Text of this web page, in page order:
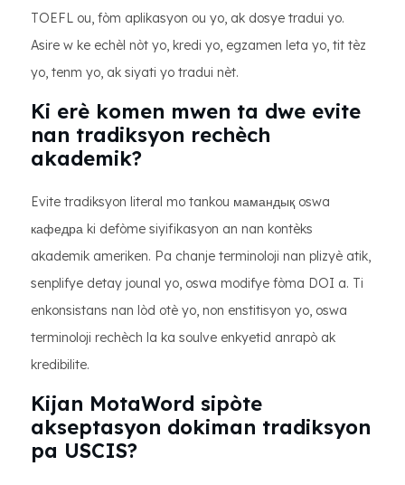
TOEFL ou, fòm aplikasyon ou yo, ak dosye tradui yo.
Asire w ke echèl nòt yo, kredi yo, egzamen leta yo, tit tèz
yo, tenm yo, ak siyati yo tradui nèt.
Ki erè komen mwen ta dwe evite
nan tradiksyon rechèch
akademik?
Evite tradiksyon literal mo tankou мамандық oswa
кафедра ki defòme siyifikasyon an nan kontèks
akademik ameriken. Pa chanje terminoloji nan plizyè atik,
senplifye detay jounal yo, oswa modifye fòma DOI a. Ti
enkonsistans nan lòd otè yo, non enstitisyon yo, oswa
terminoloji rechèch la ka soulve enkyetid anrapò ak
kredibilite.
Kijan MotaWord sipòte
akseptasyon dokiman tradiksyon
pa USCIS?